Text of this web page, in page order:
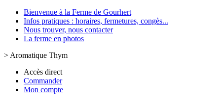
Bienvenue à la Ferme de Gourhert
Infos pratiques : horaires, fermetures, congès...
Nous trouver, nous contacter
La ferme en photos
> Aromatique Thym
Accès direct
Commander
Mon compte